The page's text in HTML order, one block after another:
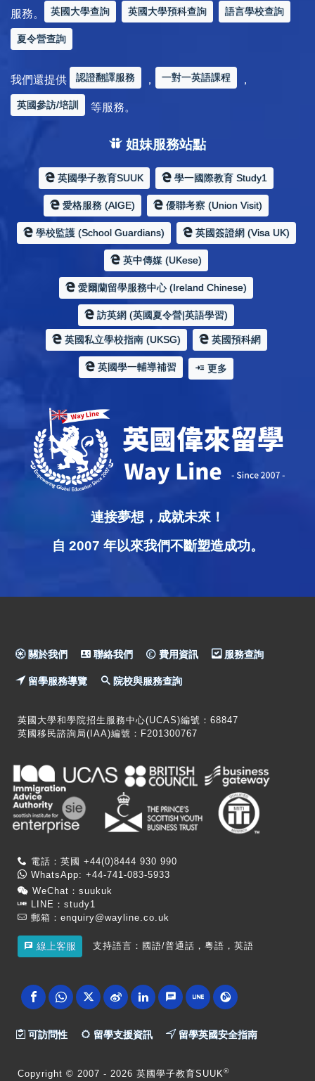
服務。
英國大學查詢 英國大學預科查詢 語言學校查詢
夏令營查詢
我們還提供 認證翻譯服務 一對一英語課程
英國參訪/培訓 等服務。
姐妹服務站點
英國學子教育SUUK 學一國際教育 Study1
愛格服務 (AIGE) 優聯考察 (Union Visit)
學校監護 (School Guardians) 英國簽證網 (Visa UK)
英中傳媒 (UKese)
愛爾蘭留學服務中心 (Ireland Chinese)
訪英網 (英國夏令營|英語學習)
英國私立學校指南 (UKSG) 英國預科網
英國學一輔導補習 更多
連接夢想，成就未來！
自 2007 年以來我們不斷塑造成功。
關於我們 聯絡我們 費用資訊 服務查詢
留學服務導覽 院校與服務查詢
英國大學和學院招生服務中心(UCAS)編號：68847
英國移民諮詢局(IAA)編號：F201300767
電話：英國 +44(0)8444 930 990
WhatsApp: +44-741-083-5933
WeChat：suukuk
LINE：study1
郵箱： enquiry@wayline.co.uk
線上客服 支持語言：國語/普通話，粵語，英語
可訪問性 留學支援資訊 留學英國安全指南
Copyright © 2007 - 2026 英國學子教育SUUK®